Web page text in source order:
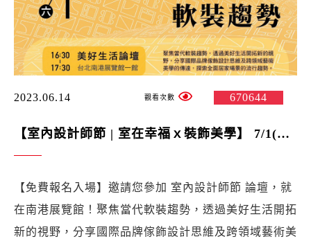
2023.06.14 670644
【室內設計師節 | 室在幸福ｘ裝飾美學】 7/1(六)論壇 與談人：徐培原 總經理 -紐約家具設計中心
【免費報名入場】邀請您參加 室內設計師節 論壇，就
在南港展覽館！聚焦當代軟裝趨勢，透過美好生活開拓
新的視野，分享國際品牌傢飾設計思維及跨領域藝術美